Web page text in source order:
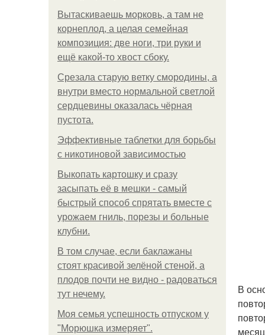
Вытаскиваешь морковь, а там не
корнеплод, а целая семейная
композиция: две ноги, три руки и
ещё какой-то хвост сбоку.
Срезала старую ветку смородины, а
внутри вместо нормальной светлой
сердцевины оказалась чёрная
пустота.
Эффективные таблетки для борьбы
с никотиновой зависимостью
Выкопать картошку и сразу
засыпать её в мешки - самый
быстрый способ спрятать вместе с
урожаем гниль, порезы и больные
клубни.
В том случае, если баклажаны
стоят красивой зелёной стеной, а
плодов почти не видно - радоваться
тут нечему.
Моя семья успешность отпуском у
"Морюшка измеряет".
В